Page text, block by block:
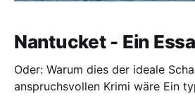
Nantucket - Ein
Oder: Warum dies der ideale
anspruchsvollen Krimi wäre Ein typisches